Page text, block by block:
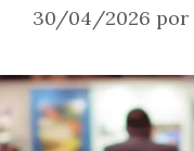
30/04/2026 por